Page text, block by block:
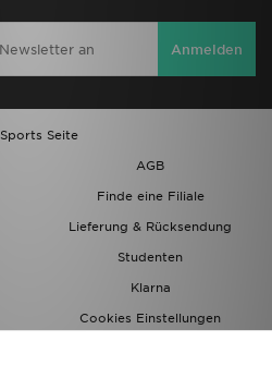
Anmelden
Seite
AGB
Finde eine Filiale
Lieferung & Rücksendung
Studenten
Klarna
Cookies Einstellungen